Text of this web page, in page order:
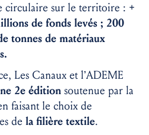
circulaire sur le territoire : +
de fonds levés ; 200
tonnes de matériaux
Les Canaux et l’ADEME
2e édition soutenue par la
faisant le choix de
de la filière textile.